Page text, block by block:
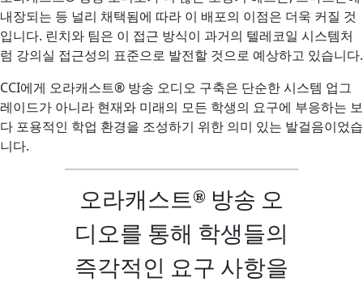
내장되는 등 널리 채택됨에 따라 이 배포의 이점은 더욱 커질 것
입니다. 린치와 팀은 이 접근 방식이 과거의 텔레코일 시스템처
럼 강의실 접근성의 표준으로 발전할 것으로 예상하고 있습니다.
CCI에게 오라캐스트® 방송 오디오 구축은 단순한 시스템 업그
레이드가 아니라 현재와 미래의 모든 학생의 요구에 부응하는 보
다 포용적인 학업 환경을 조성하기 위한 의미 있는 발걸음이었습
니다.
오라캐스트® 방송 오
디오를 통해 학생들의
즉각적인 요구 사항을